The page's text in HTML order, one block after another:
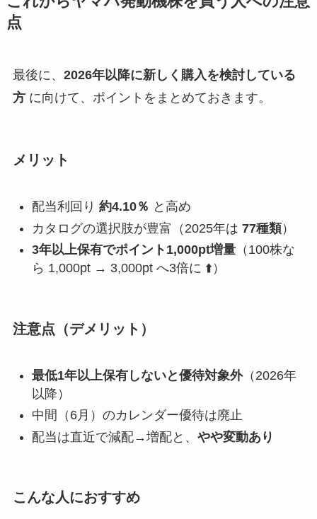
点
最後に、 2026年以降に新しく購入を検討している
方に向けて、ポイントをまとめておきます。
メリット
配当利回り 約4.10％ と高め
カタログの選択肢が豊富（2025年は 77種類）
3年以上保有でポイント1,000pt増量（100株な
ら 1,000pt → 3,000pt へ3倍に ⬆️）
注意点（デメリット）
最低1年以上保有しないと優待対象外（2026年
以降）
中間（6月）のカレンダー優待は廃止
配当は直近で減配→増配と、 やや変動あり
こんな人におすすめ